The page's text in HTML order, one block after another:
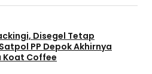
Disegel Tetap
PP Depok Akhirnya
Koat Coffee